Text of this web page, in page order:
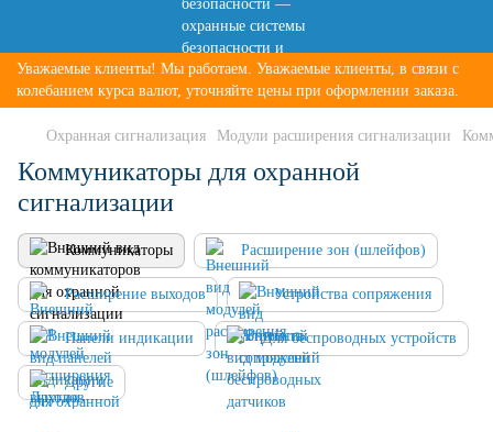
Уважаемые клиенты! Мы работаем. Уважаемые клиенты, в связи с
колебанием курса валют, уточняйте цены при оформлении заказа.
Охранная сигнализация Модули расширения сигнализации
Коммуникаторы для охранной
сигнализации
Коммуникаторы Расширение зон (шлейфов)
Расширение выходов Устройства сопряжения
Панели индикации Для беспроводных устройств
Другие